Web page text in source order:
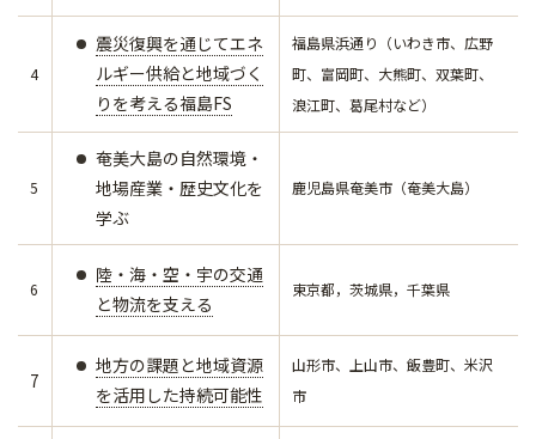
4
震災復興を通じてエネ
ルギー供給と地域づく
りを考える福島FS
福島県浜通り（いわき市、広野
町、富岡町、大熊町、双葉町、
浪江町、葛尾村など）
5
奄美大島の自然環境・
地場産業・歴史文化を
学ぶ
鹿児島県奄美市（奄美大島）
6
陸・海・空・宇の交通
と物流を支える
東京都，茨城県，千葉県
7
地方の課題と地域資源
を活用した持続可能性
山形市、上山市、飯豊町、米沢
市